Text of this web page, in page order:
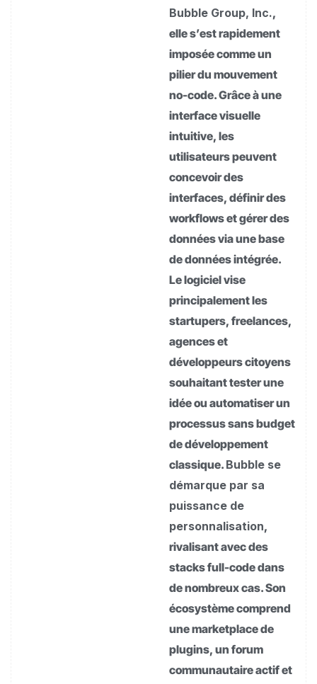
Bubble Group, Inc.,
elle s’est rapidement
imposée comme un
pilier du mouvement
no-code. Grâce à une
interface visuelle
intuitive, les
utilisateurs peuvent
concevoir des
interfaces, définir des
workflows et gérer des
données via une base
de données intégrée.
Le logiciel vise
principalement les
startupers, freelances,
agences et
développeurs citoyens
souhaitant tester une
idée ou automatiser un
processus sans budget
de développement
classique. Bubble se
démarque par sa
puissance de
personnalisation,
rivalisant avec des
stacks full-code dans
de nombreux cas. Son
écosystème comprend
une marketplace de
plugins, un forum
communautaire actif et